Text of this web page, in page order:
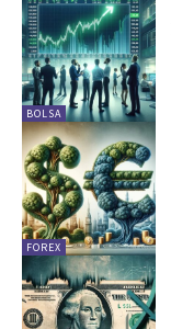
BOLSA
FOREX